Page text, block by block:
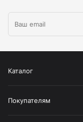
Каталог
Покупателям